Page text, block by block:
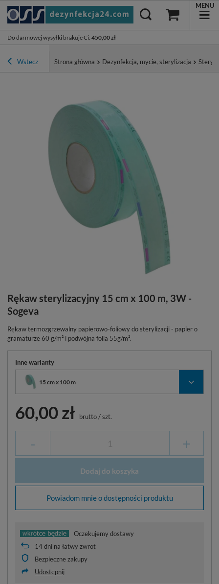
Do darmowej wysyłki brakuje Ci: 450,00 zł
MENU
Wstecz Strona główna Dezynfekcja, mycie, sterylizacja
Rękaw sterylizacyjny 15 cm x 100 m, 3W -
Sogeva
Rękaw termozgrzewalny papierowo-foliowy do sterylizacji - papier o
gramaturze 60 g/m² i podwójna folia 55g/m².
Inne warianty
15 cm x 100 m
60,00 zł brutto/szt.
- +
Dodaj do koszyka
Powiadom mnie o dostępności produktu
Oczekujemy dostawy
14dni na łatwy zwrot
Bezpieczne zakupy
Udostępnij